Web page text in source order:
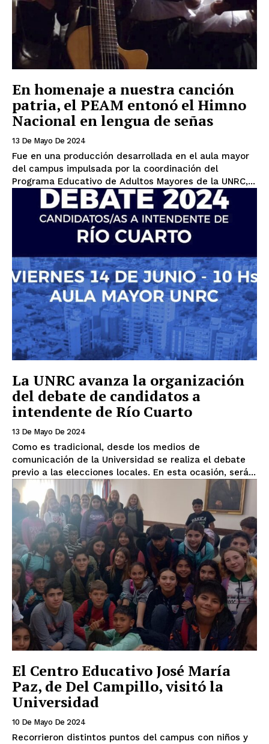
En homenaje a nuestra canción
patria, el PEAM entonó el Himno
Nacional en lengua de señas
13 De Mayo De 2024
Fue en una producción desarrollada en el aula mayor
del campus impulsada por la coordinación del
Programa Educativo de Adultos Mayores de la UNRC,...
La UNRC avanza la organización
del debate de candidatos a
intendente de Río Cuarto
13 De Mayo De 2024
Como es tradicional, desde los medios de
comunicación de la Universidad se realiza el debate
previo a las elecciones locales. En esta ocasión, será...
El Centro Educativo José María
Paz, de Del Campillo, visitó la
Universidad
10 De Mayo De 2024
Recorrieron distintos puntos del campus con niños y